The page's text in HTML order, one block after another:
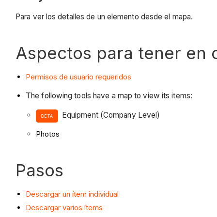
Para ver los detalles de un elemento desde el mapa.
Aspectos para tener en
Permisos de usuario requeridos
The following tools have a map to view its items:
BETA Equipment (Company Level)
Photos
Pasos
Descargar un ítem individual
Descargar varios ítems